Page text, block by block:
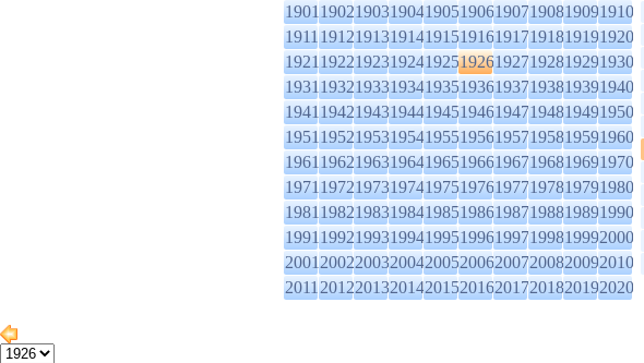
1901190219031904190519061907190819091910
1911191219131914191519161917191819191920
1921192219231924192519261927192819291930
1931193219331934193519361937193819391940
1941194219431944194519461947194819491950
1951195219531954195519561957195819591960
1961196219631964196519661967196819691970
1971197219731974197519761977197819791980
1981198219831984198519861987198819891990
1991199219931994199519961997199819992000
2001200220032004200520062007200820092010
2011201220132014201520162017201820192020